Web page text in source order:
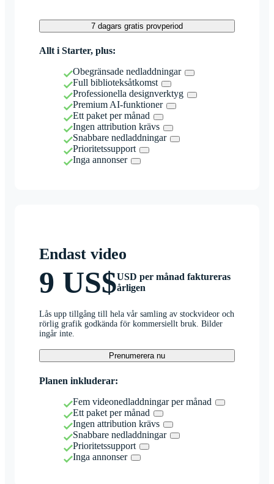
7 dagars gratis provperiod
Allt i Starter, plus:
Obegränsade nedladdningar
Full biblioteksåtkomst
Professionella designverktyg
Premium AI-funktioner
Ett paket per månad
Ingen attribution krävs
Snabbare nedladdningar
Prioritetssupport
Inga annonser
Endast video
9 US$USD per månad faktureras
årligen
Lås upp tillgång till hela vår samling av stockvideor och
rörlig grafik godkända för kommersiellt bruk. Bilder
ingår inte.
Prenumerera nu
Planen inkluderar:
Fem videonedladdningar per månad
Ett paket per månad
Ingen attribution krävs
Snabbare nedladdningar
Prioritetssupport
Inga annonser